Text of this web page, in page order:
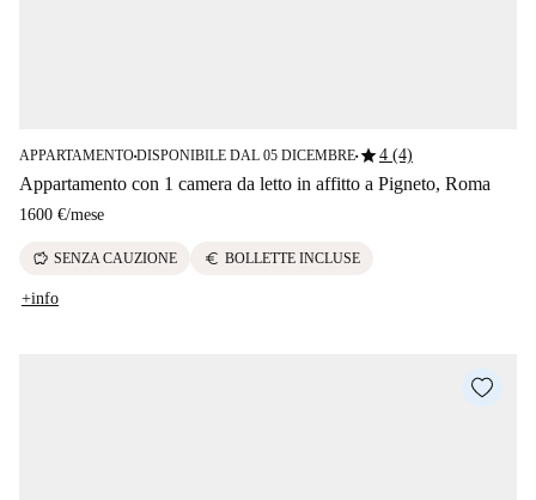
APPARTAMENTO■DISPONIBILE DAL 05 DICEMBRE■star4 (4)
Appartamento con 1 camera da letto in affitto a Pigneto, Roma
1600 €/mese
savings SENZA CAUZIONE euro BOLLETTE INCLUSE
+info